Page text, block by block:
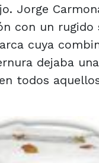
Jorge
con un rugido
cuya
dejaba
todos